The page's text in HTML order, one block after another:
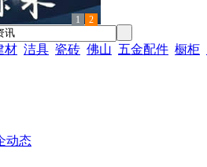
1 2
材 洁具 瓷砖 佛山 五金配件 橱柜
动态